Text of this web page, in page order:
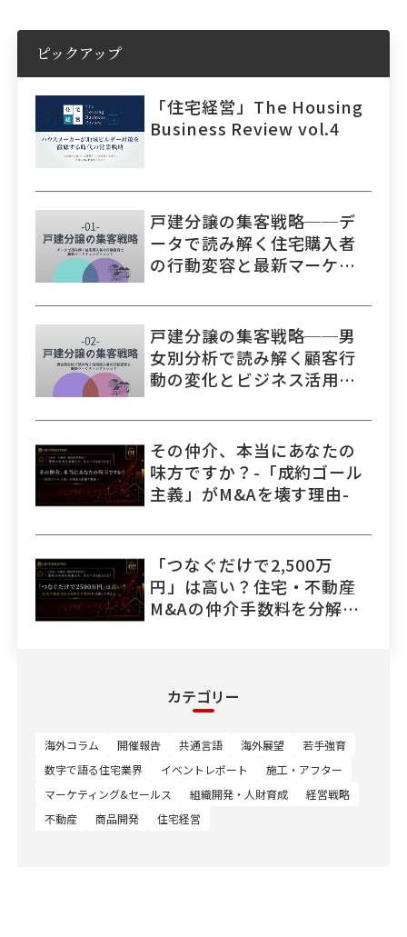
ピックアップ
「住宅経営」The Housing
Business Review vol.4
戸建分譲の集客戦略──デ
ータで読み解く住宅購入者
の行動変容と最新マーケテ
戸建分譲の集客戦略──男
女別分析で読み解く顧客行
動の変化とビジネス活用の
その仲介、本当にあなたの
味方ですか？-「成約ゴール
主義」がM&Aを壊す理由-
「つなぐだけで2,500万
円」は高い？住宅・不動産
M&Aの仲介手数料を分解し
カテゴリー
海外コラム 開催報告 共通言語 海外展望
若手強育
数字で語る住宅業界
イベントレポート
施工・アフター
マーケティング&セールス
組織開発・人財育成
経営戦略
不動産
商品開発 住宅経営